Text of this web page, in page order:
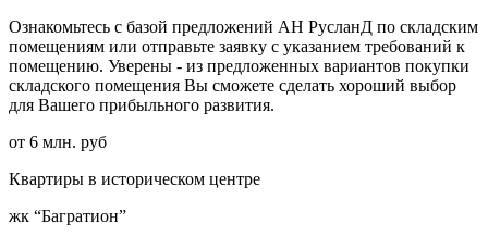
Ознакомьтесь с базой предложений АН РусланД по складским
помещениям или отправьте заявку с указанием требований к
помещению. Уверены - из предложенных вариантов покупки
складского помещения Вы сможете сделать хороший выбор
для Вашего прибыльного развития.
от 6 млн. руб
Квартиры в историческом центре
жк “Багратион”